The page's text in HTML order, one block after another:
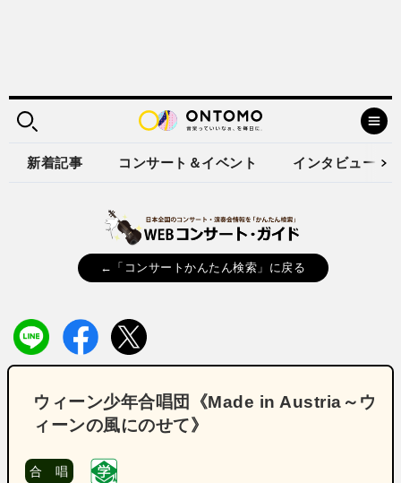
新着記事 コンサート＆イベント インタビュー
←「コンサートかんたん検索」に戻る
ウィーン少年合唱団《Made in Austria～ウ
ィーンの風にのせて》
合 唱